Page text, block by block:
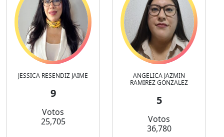
JESSICA RESENDIZ JAIME
9
Votos
25,705
ANGELICA JAZMIN
RAMIREZ GONZALEZ
5
Votos
36,780